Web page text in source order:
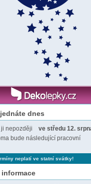
dnes
nepozději
ve středu 12.
bude následující pracovní
neplatí ve statní svátky!
informace